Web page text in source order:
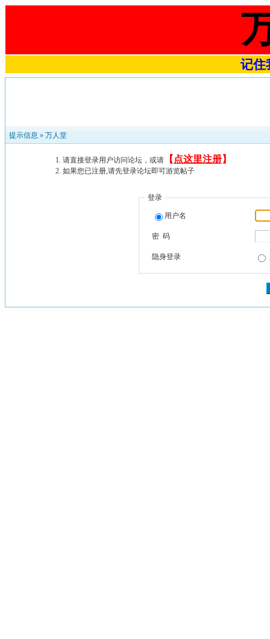
记住
提示信息 » 万人堂
请直接登录用户访问论坛，或请 【 点这里注册】
如果您已注册,请先登录论坛即可游览帖子
登录
用户名
密 码
隐身登录